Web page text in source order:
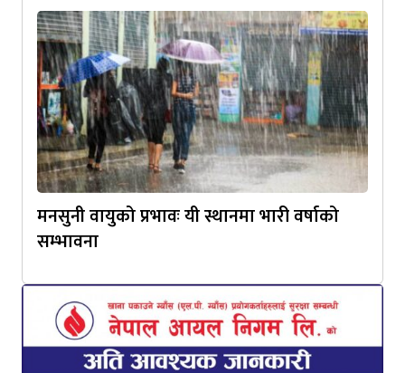
मनसुनी वायुको प्रभावः यी स्थानमा भारी वर्षाको
सम्भावना